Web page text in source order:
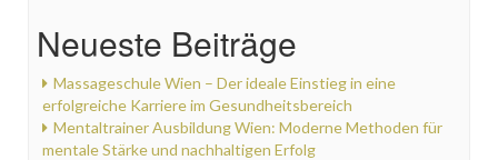
Neueste Beiträge
Massageschule Wien – Der ideale Einstieg in eine
erfolgreiche Karriere im Gesundheitsbereich
Mentaltrainer Ausbildung Wien: Moderne Methoden für
mentale Stärke und nachhaltigen Erfolg